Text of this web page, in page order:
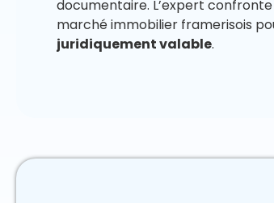
documentaire. L’expert
marché immobilier framerisois
juridiquement valable.